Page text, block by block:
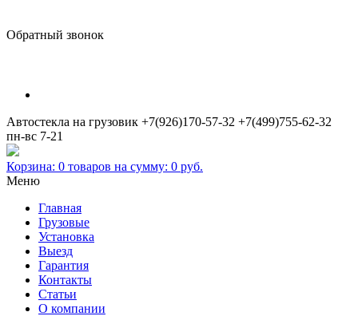
Обратный звонок
Автостекла на грузовик +7(926)170-57-32 +7(499)755-62-32
пн-вс 7-21
Корзина: 0 товаров на сумму: 0 руб.
Меню
Главная
Грузовые
Установка
Выезд
Гарантия
Контакты
Статьи
О компании